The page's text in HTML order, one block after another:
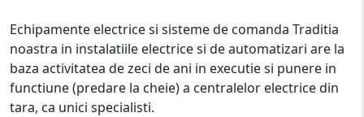
Echipamente electrice si sisteme de comanda Traditia
noastra in instalatiile electrice si de automatizari are la
baza activitatea de zeci de ani in executie si punere in
functiune (predare la cheie) a centralelor electrice din
tara, ca unici specialisti.